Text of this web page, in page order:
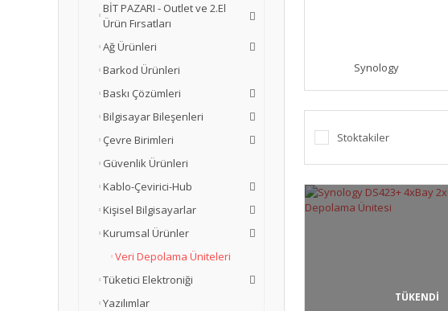
BİT PAZARI - Outlet ve 2.El
Ürün Fırsatları
Ağ Ürünleri
Barkod Ürünleri
Baskı Çözümleri
Bilgisayar Bileşenleri
Çevre Birimleri
Güvenlik Ürünleri
Kablo-Çevirici-Hub
Kişisel Bilgisayarlar
Kurumsal Ürünler
Veri Depolama Üniteleri
Tüketici Elektroniği
Yazılımlar
Synology
Stoktakiler
TÜKENDİ